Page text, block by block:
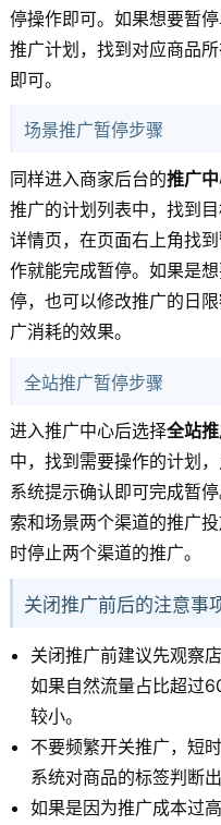
停操作即可。如果想要暂
推广计划，找到对应商品
即可。
场景推广暂停步骤
同样进入商家后台的推广
推广的计划列表中，找到
详情页，在页面右上角找到
作就能完成暂停。如果是
停，也可以修改推广的日
广消耗的效果。
全站推广暂停步骤
进入推广中心后选择全站
中，找到需要操作的计划
系统提示确认即可完成暂
索和场景两个渠道的推广
时停止两个渠道的推广。
关闭推广前后的注意事
关闭推广前建议先观察
如果自然流量占比超过
较小。
不要频繁开关推广，短
系统对商品的标签判断
如果是因为推广成本过